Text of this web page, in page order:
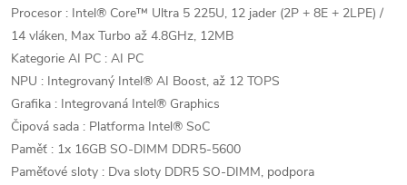
Procesor : Intel® Core™ Ultra 5 225U, 12 jader (2P + 8E + 2LPE) /
14 vláken, Max Turbo až 4.8GHz, 12MB
Kategorie AI PC : AI PC
NPU : Integrovaný Intel® AI Boost, až 12 TOPS
Grafika : Integrovaná Intel® Graphics
Čipová sada : Platforma Intel® SoC
Paměť : 1x 16GB SO-DIMM DDR5-5600
Paměťové sloty : Dva sloty DDR5 SO-DIMM, podpora